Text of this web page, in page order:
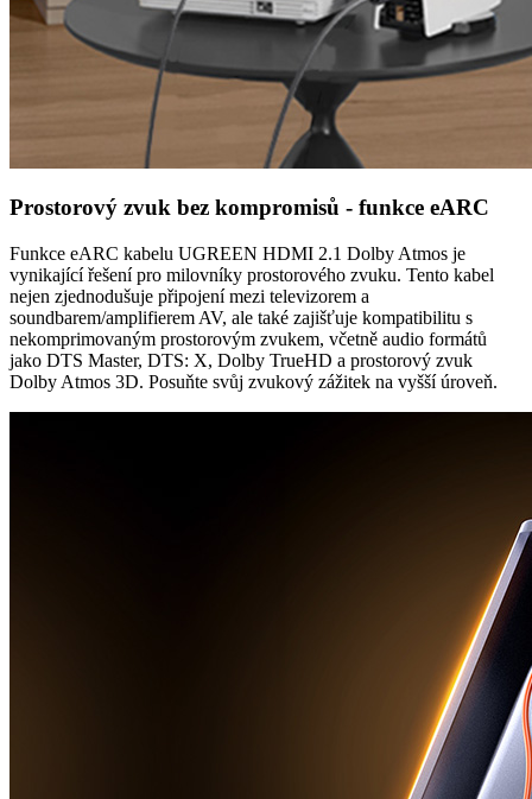
Prostorový zvuk bez kompromisů - funkce eARC
Funkce eARC kabelu UGREEN HDMI 2.1 Dolby Atmos je
vynikající řešení pro milovníky prostorového zvuku. Tento kabel
nejen zjednodušuje připojení mezi televizorem a
soundbarem/amplifierem AV, ale také zajišťuje kompatibilitu s
nekomprimovaným prostorovým zvukem, včetně audio formátů
jako DTS Master, DTS: X, Dolby TrueHD a prostorový zvuk
Dolby Atmos 3D. Posuňte svůj zvukový zážitek na vyšší úroveň.